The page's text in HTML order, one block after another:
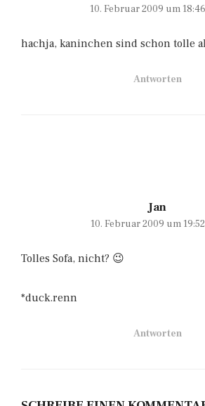
10. Februar 2009 um
hachja, kaninchen sind schon tolle
Antworten
Jan
10. Februar 2009 um
Tolles Sofa, nicht? 😉
*duck.renn
Antworten